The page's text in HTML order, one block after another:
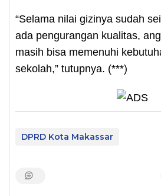
“Selama nilai gizinya sudah
ada pengurangan kualitas,
masih bisa memenuhi
sekolah,” tutupnya. (***)
DPRD Kota Makassar